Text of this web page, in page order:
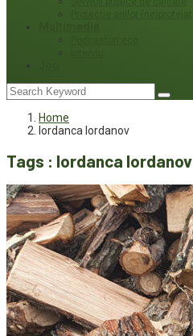
Home
Iordanca Iordanov
Tags : Iordanca Iordanov